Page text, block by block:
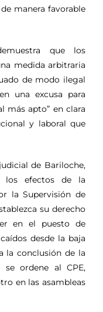
manera favorable
que los
medida arbitraria
de modo ilegal
una excusa para
más apto” en clara
y laboral que
de Bariloche,
los efectos de la
la Supervisión de
su derecho
en el puesto de
desde la baja
la conclusión de la
se ordene al CPE,
en las asambleas